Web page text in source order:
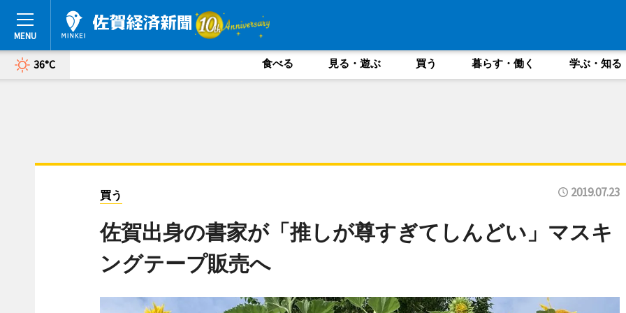
36°C 食べる 見る・遊ぶ 買う 暮らす・働く 学ぶ・知る
買う 2019.07.23
佐賀出身の書家が「推しが尊すぎてしんどい」マスキ
ングテープ販売へ